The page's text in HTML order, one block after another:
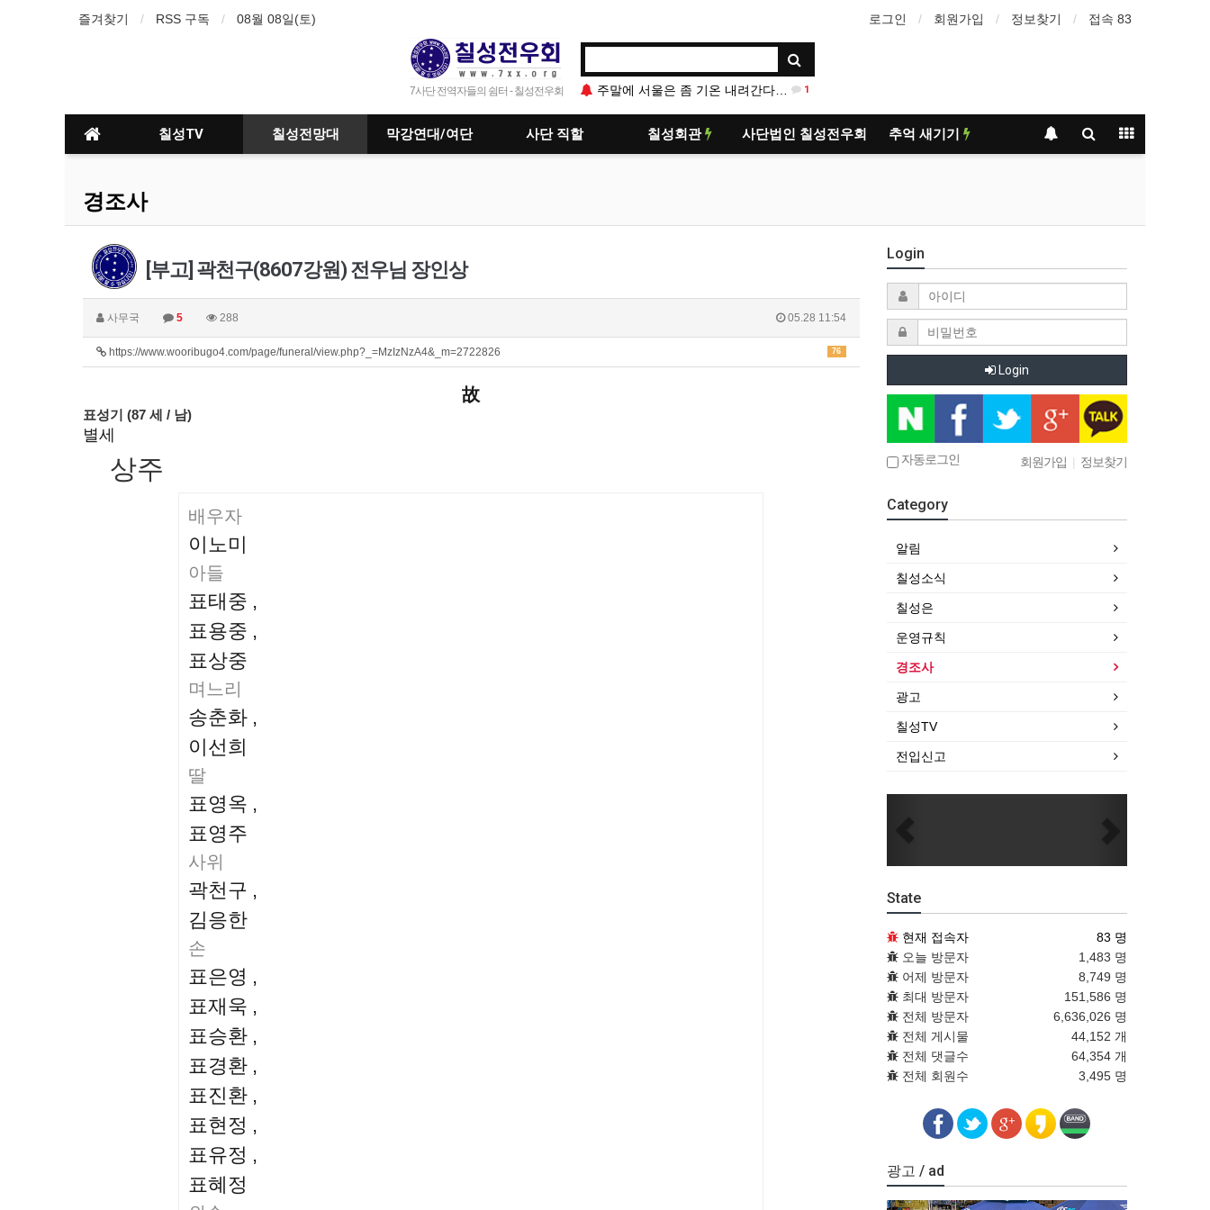
즐겨찾기 RSS 구독 08월 08일(토) 로그인 회원가입 정보찾기 접속 83
7사단 전역자들의 쉼터 - 칠성전우회 1
주말에 서울은 좀 기온 내려간다고는 하는데 가봐야 알듯…
칠성TV 칠성전망대 막강연대/여단 사단 직할 칠성회관 사단법인 칠성전우회 추억 새기기
경조사
[부고] 곽천구(8607강원) 전우님 장인상
사무국 5 288 05.28 11:54
76
https://www.wooribugo4.com/page/funeral/view.php?_=MzIzNzA4&_m=2722826
故
표성기 (87 세 / 남)
별세
상주
배우자
이노미
아들
표태중 ,
표용중 ,
표상중
며느리
송춘화,
이선희
딸
표영옥 ,
표영주
사위
곽천구 ,
김응한
손
표은영 ,
표재욱 ,
표승환,
표경환,
표진환,
표현정 ,
표유정 ,
표혜정
Login
Login
자동로그인 회원가입 | 정보찾기
Category
알림
칠성소식
칠성은
운영규칙
경조사
광고
칠성TV
전입신고
State
현재 접속자
83 명
오늘 방문자
1,483 명
어제 방문자
8,749 명
최대 방문자
151,586 명
전체 방문자
6,636,026 명
전체 게시물
44,152 개
전체 댓글수
64,354 개
전체 회원수
3,495 명
광고 / ad